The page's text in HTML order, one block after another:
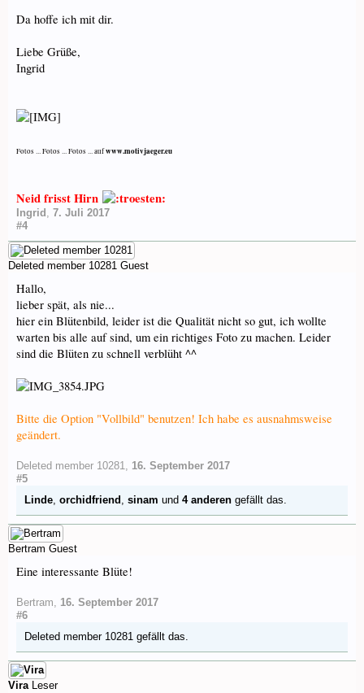
Da hoffe ich mit dir.
Liebe Grüße,
Ingrid
Fotos ... Fotos ... Fotos ... aufwww.motivjaeger.eu
Neid frisst Hirn
Ingrid , 7. Juli 2017
#4
Deleted member 10281 Guest
Hallo,
lieber spät, als nie...
hier ein Blütenbild, leider ist die Qualität nicht so gut, ich wollte
warten bis alle auf sind, um ein richtiges Foto zu machen. Leider
sind die Blüten zu schnell verblüht ^^
Bitte die Option "Vollbild" benutzen! Ich habe es ausnahmsweise
geändert.
Deleted member 10281, 16. September 2017
#5
Linde, orchidfriend , sinam und 4 anderen gefällt das.
Bertram Guest
Eine interessante Blüte!
Bertram, 16. September 2017
#6
Deleted member 10281 gefällt das.
Vira Leser